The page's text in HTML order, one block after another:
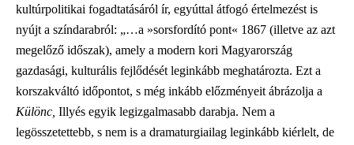
kultúrpolitikai fogadtatásáról ír, egyúttal átfogó értelmezést is
nyújt a színdarabról: „…a »sorsfordító pont« 1867 (illetve az azt
megelőző időszak), amely a modern kori Magyarország
gazdasági, kulturális fejlődését leginkább meghatározta. Ezt a
korszakváltó időpontot, s még inkább előzményeit ábrázolja a
Különc, Illyés egyik legizgalmasabb darabja. Nem a
legösszetettebb, s nem is a dramaturgiailag leginkább kiérlelt, de